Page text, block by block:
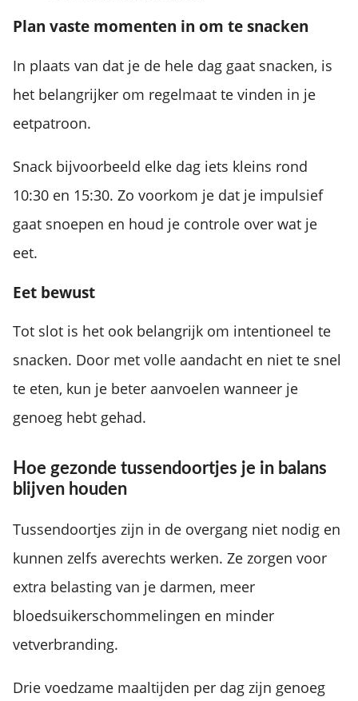
Plan vaste momenten in om te snacken
In plaats van dat je de hele dag gaat snacken, is
het belangrijker om regelmaat te vinden in je
eetpatroon.
Snack bijvoorbeeld elke dag iets kleins rond
10:30 en 15:30. Zo voorkom je dat je impulsief
gaat snoepen en houd je controle over wat je
eet.
Eet bewust
Tot slot is het ook belangrijk om intentioneel te
snacken. Door met volle aandacht en niet te snel
te eten, kun je beter aanvoelen wanneer je
genoeg hebt gehad.
Hoe gezonde tussendoortjes je in balans
blijven houden
Tussendoortjes zijn in de overgang niet nodig en
kunnen zelfs averechts werken. Ze zorgen voor
extra belasting van je darmen, meer
bloedsuikerschommelingen en minder
vetverbranding.
Drie voedzame maaltijden per dag zijn genoeg